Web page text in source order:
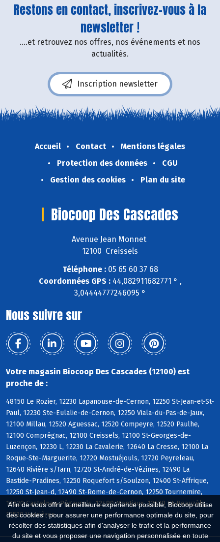
Afin de vous offrir la meilleure expérience possible, Biocoop utilise
des cookies : pour assurer une performance optimale du site, pour
récolter des statistiques afin d'analyser le trafic et la performance
du site et vous proposer une navigation personnalisée en toute
Restons en contact, inscrivez-vous à la
newsletter !
....et retrouvez nos offres, nos événements et nos
actualités.
Inscription newsletter
Accueil Contact
Mentions légales
Protection des données
CGU
Gestion des cookies
Plan du site
Biocoop Des Cascades
Avenue Jean Monnet
12100 Creissels
Téléphone :05 65 60 37 68
Coordonnées GPS :44,082911682771 ° ,
3,04444777246095 °
Nous suivre sur
Votre magasin Biocoop Des Cascades (12100) est
proche de :
48150 Le Rozier, 12230 Lapanouse-de-Cernon, 12250 St-Jean-et-St-
Paul, 12230 Ste-Eulalie-de-Cernon, 12250 Viala-du-Pas-de-Jaux,
12100 Millau, 12520 Aguessac, 12520 Compeyre, 12520 Paulhe,
12100 Comprégnac, 12100 Creissels, 12100 St-Georges-de-
Luzençon, 12230 L, 12230 La Cavalerie, 12640 La Cresse, 12100 La
Roque-Ste-Marguerite, 12720 Mostuéjouls, 12720 Peyreleau,
12640 Rivière s/Tarn, 12720 St-André-de-Vézines, 12490 La
Bastide-Pradines, 12250 Roquefort s/Soulzon, 12400 St-Affrique,
12250 St-Jean-d, 12490 St-Rome-de-Cernon, 12250 Tournemire,
12620 Castelnau-Pégayrols, 12490 Montjaux, 12620 St-Beauzély,
12520 Verrières